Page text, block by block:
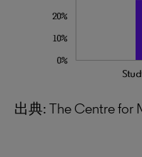
出典: The Centre for